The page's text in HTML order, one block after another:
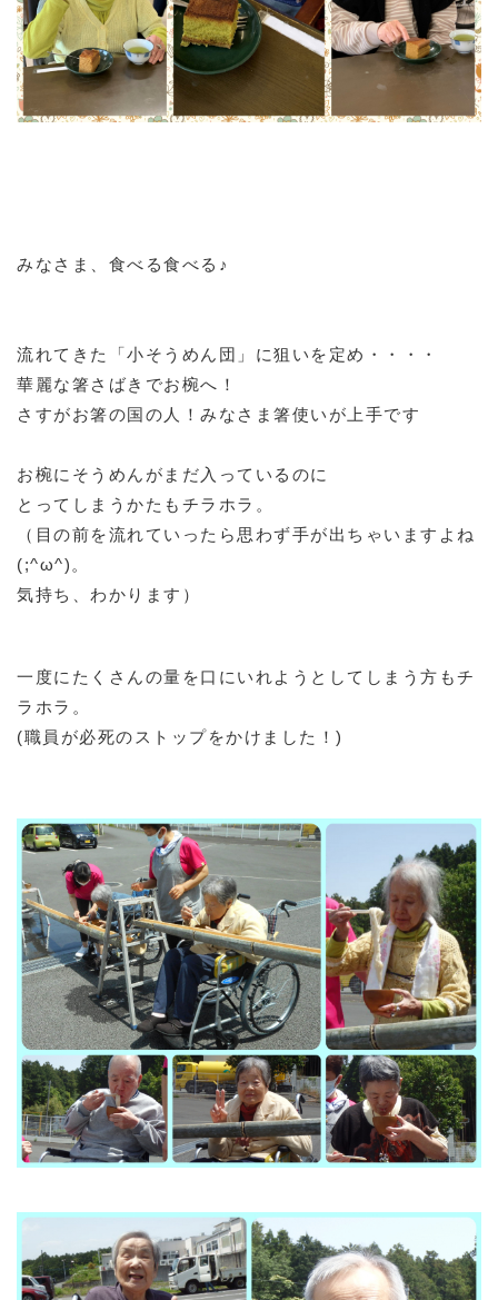
みなさま、食べる食べる♪
流れてきた「小そうめん団」に狙いを定め・・・・
華麗な箸さばきでお椀へ！
さすがお箸の国の人！みなさま箸使いが上手です
お椀にそうめんがまだ入っているのに
とってしまうかたもチラホラ。
（目の前を流れていったら思わず手が出ちゃいますよね
(;^ω^)。
気持ち、わかります）
一度にたくさんの量を口にいれようとしてしまう方もチ
ラホラ。
(職員が必死のストップをかけました！)